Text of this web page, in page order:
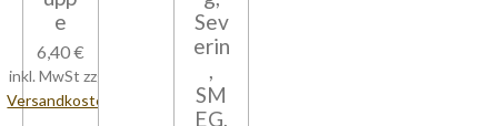
e
6,40 €
inkl. MwSt zzgl.
Versandkosten
Sev
erin
,
SM
EG,